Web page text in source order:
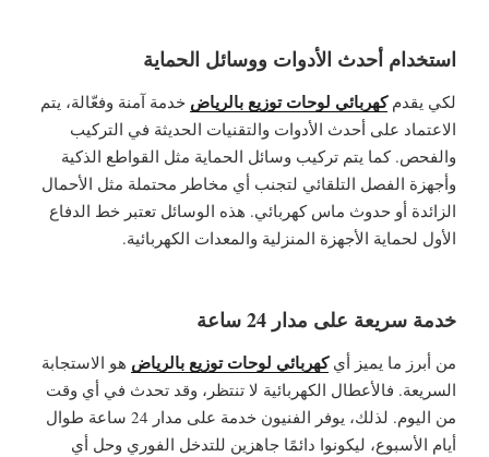
استخدام أحدث الأدوات ووسائل الحماية
لكي يقدمكهربائي لوحات توزيع بالرياض خدمة آمنة وفعّالة، يتم
الاعتماد على أحدث الأدوات والتقنيات الحديثة في التركيب
والفحص. كما يتم تركيب وسائل الحماية مثل القواطع الذكية
وأجهزة الفصل التلقائي لتجنب أي مخاطر محتملة مثل الأحمال
الزائدة أو حدوث ماس كهربائي. هذه الوسائل تعتبر خط الدفاع
الأول لحماية الأجهزة المنزلية والمعدات الكهربائية.
خدمة سريعة على مدار 24 ساعة
من أبرز ما يميز أيكهربائي لوحات توزيع بالرياض هو الاستجابة
السريعة. فالأعطال الكهربائية لا تنتظر، وقد تحدث في أي وقت
من اليوم. لذلك، يوفر الفنيون خدمة على مدار 24 ساعة طوال
أيام الأسبوع، ليكونوا دائمًا جاهزين للتدخل الفوري وحل أي